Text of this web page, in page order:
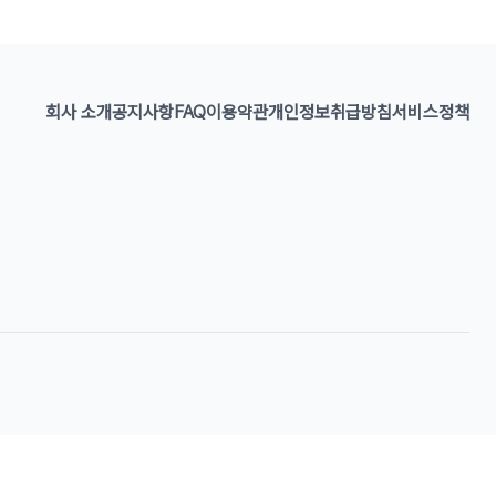
회사 소개공지사항FAQ이용약관개인정보취급방침서비스정책